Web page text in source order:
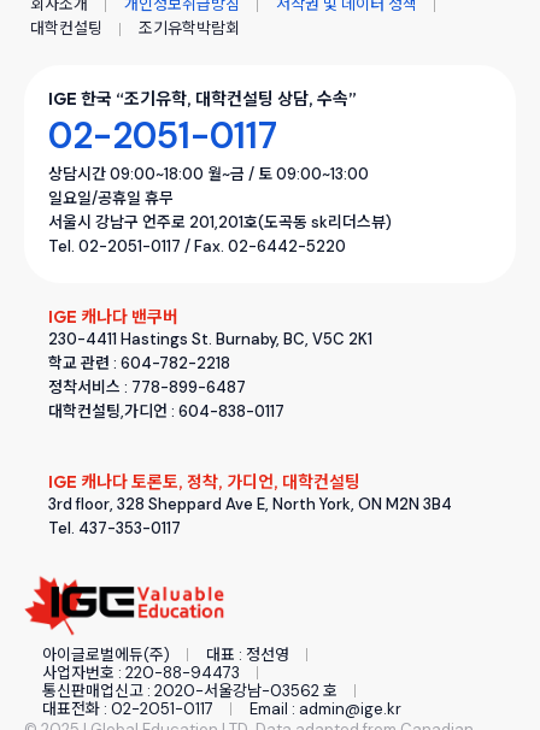
IGE 한국 “조기유학, 대학컨설팅 상담, 수속”
02-2051-0117
상담시간 09:00~18:00 월~금 / 토 09:00~13:00
일요일/공휴일 휴무
서울시 강남구 언주로 201,201호(도곡동 sk리더스뷰)
Tel. 02-2051-0117 / Fax. 02-6442-5220
IGE 캐나다 밴쿠버
230-4411 Hastings St. Burnaby, BC, V5C 2K1
학교 관련 : 604-782-2218
정착서비스 : 778-899-6487
대학컨설팅,가디언 : 604-838-0117
IGE 캐나다 토론토, 정착, 가디언, 대학컨설팅
3rd floor, 328 Sheppard Ave E, North York, ON M2N 3B4
Tel. 437-353-0117
아이글로벌에듀(주)
대표 : 정선영
사업자번호 : 220-88-94473
통신판매업신고 : 2020-서울강남-03562 호
대표전화 : 02-2051-0117
Email : admin@ige.kr
대학컨설팅
조기유학박람회